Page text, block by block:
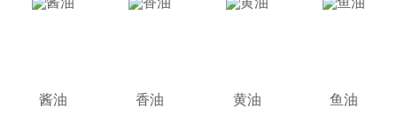
酱油 香油 黄油 鱼油